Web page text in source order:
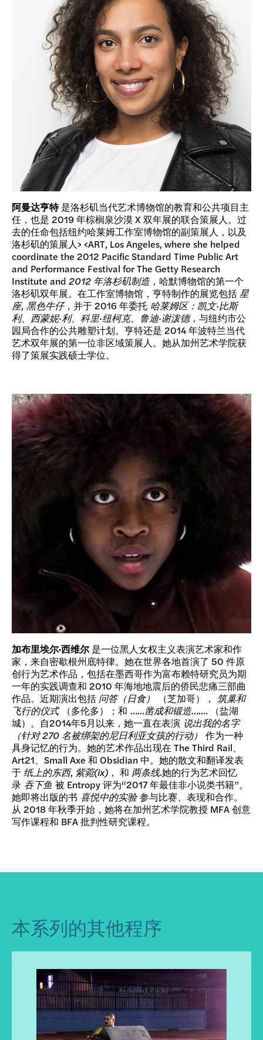
阿曼达亨特是洛杉矶当代艺术博物馆的教育和公共项目主
任，也是 2019 年棕榈泉沙漠 X 双年展的联合策展人。过
去的任命包括纽约哈莱姆工作室博物馆的副策展人，以及
洛杉矶的策展人> <ART, Los Angeles, where she helped
coordinate the 2012 Pacific Standard Time Public Art
and Performance Festival for The Getty Research
Institute and 2012 年洛杉矶制造，哈默博物馆的第一个
洛杉矶双年展。在工作室博物馆，亨特制作的展览包括 星
座, 黑色牛仔，并于 2016 年委托 哈莱姆区：凯文·比斯
利、西蒙妮·利、科里·纽柯克、鲁迪·谢泼德，与纽约市公
园局合作的公共雕塑计划。亨特还是 2014 年波特兰当代
艺术双年展的第一位非区域策展人。她从加州艺术学院获
得了策展实践硕士学位。
加布里埃尔·西维尔是一位黑人女权主义表演艺术家和作
家，来自密歇根州底特律。她在世界各地首演了 50 件原
创行为艺术作品，包括在墨西哥作为富布赖特研究员为期
一年的实践调查和 2010 年海地地震后的侨民悲痛三部曲
作品。近期演出包括 问答（日食） （芝加哥）， 筑巢和
飞行的仪式（多伦多）；和 ……凿成和锻造……. （盐湖
城）。自2014年5月以来，她一直在表演 说出我的名字
（针对 270 名被绑架的尼日利亚女孩的行动）
作为一种
具身记忆的行为。她的艺术作品出现在 The Third Rail、
Art21、Small Axe 和 Obsidian 中。她的散文和翻译发表
于纸上的东西, 紫菀(ix) ， 和 两条线.她的行为艺术回忆
录 吞下鱼 被 Entropy 评为“2017 年最佳非小说类书籍”。
她即将出版的书 喜悦中的实验参与比赛、表现和合作。
从 2018 年秋季开始，她将在加州艺术学院教授 MFA 创意
写作课程和 BFA 批判性研究课程。
本系列的其他程序